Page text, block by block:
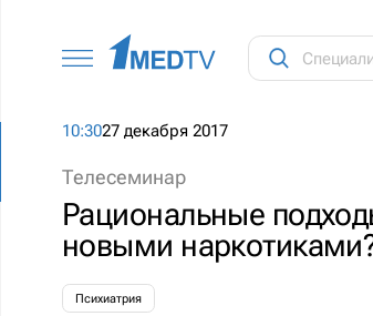
10:3027 декабря 2017
Телесеминар
Рациональные
новыми
Психиатрия